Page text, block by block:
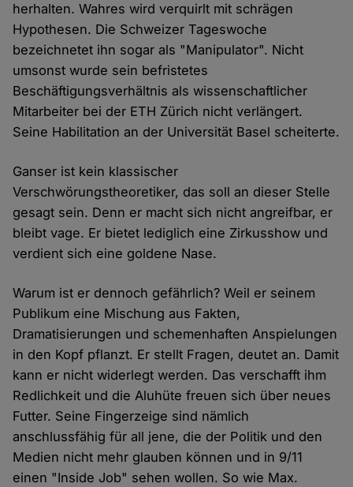
herhalten. Wahres wird verquirlt mit schrägen
Hypothesen. Die Schweizer Tageswoche
bezeichnetet ihn sogar als "Manipulator". Nicht
umsonst wurde sein befristetes
Beschäftigungsverhältnis als wissenschaftlicher
Mitarbeiter bei der ETH Zürich nicht verlängert.
Seine Habilitation an der Universität Basel scheiterte.
Ganser ist kein klassischer
Verschwörungstheoretiker, das soll an dieser Stelle
gesagt sein. Denn er macht sich nicht angreifbar, er
bleibt vage. Er bietet lediglich eine Zirkusshow und
verdient sich eine goldene Nase.
Warum ist er dennoch gefährlich? Weil er seinem
Publikum eine Mischung aus Fakten,
Dramatisierungen und schemenhaften Anspielungen
in den Kopf pflanzt. Er stellt Fragen, deutet an. Damit
kann er nicht widerlegt werden. Das verschafft ihm
Redlichkeit und die Aluhüte freuen sich über neues
Futter. Seine Fingerzeige sind nämlich
anschlussfähig für all jene, die der Politik und den
Medien nicht mehr glauben können und in 9/11
einen "Inside Job" sehen wollen. So wie Max.